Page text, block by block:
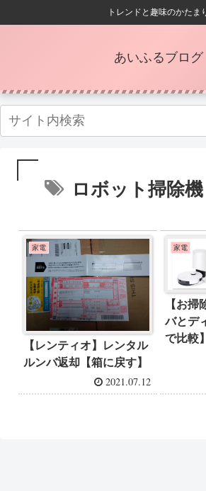
トレンドと趣味のかたま
あいふるブログ
ロボット掃除機
家電
【レンティオ】レンタル
ルンバ返却【箱に戻す】
2021.07.12
家電
【お掃
バとデ
で比較】